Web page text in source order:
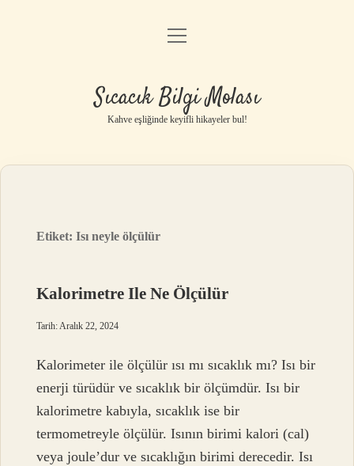
Anasayfa
Yasal Uyarı
menüyü
Sıcacık Bilgi Molası
Kahve eşliğinde keyifli hikayeler bul!
Etiket:Isı neyle ölçülür
Kalorimetre Ile Ne Ölçülür
Tarih: Aralık 22, 2024
Kalorimeter ile ölçülür ısı mı sıcaklık mı? Isı bir
enerji türüdür ve sıcaklık bir ölçümdür. Isı bir
kalorimetre kabıyla, sıcaklık ise bir
termometreyle ölçülür. Isının birimi kalori (cal)
veya joule’dur ve sıcaklığın birimi derecedir. Isı